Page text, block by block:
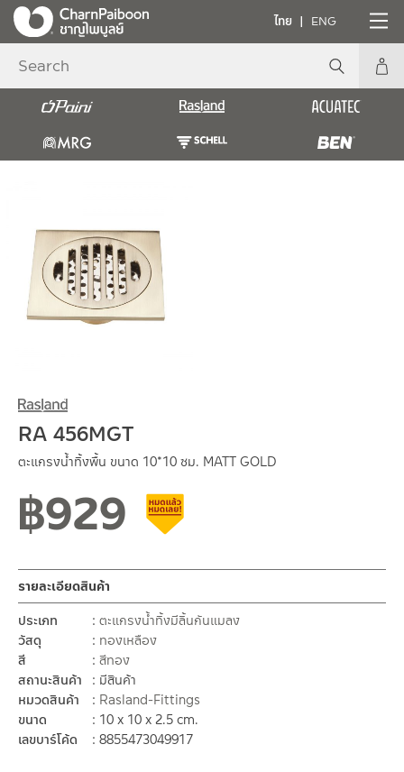
ไทย ENG
RA 456MGT
ตะแกรงน้ำทิ้งพื้น ขนาด 10*10 ซม. MATT GOLD
฿929
รายละเอียดสินค้า
ประเภท
ตะแกรงน้ำทิ้งมีลิ้นกันแมลง
วัสดุ
ทองเหลือง
สี
สีทอง
สถานะสินค้า
มีสินค้า
หมวดสินค้า
Rasland-Fittings
ขนาด
10 x 10 x 2.5 cm.
เลขบาร์โค้ด
8855473049917